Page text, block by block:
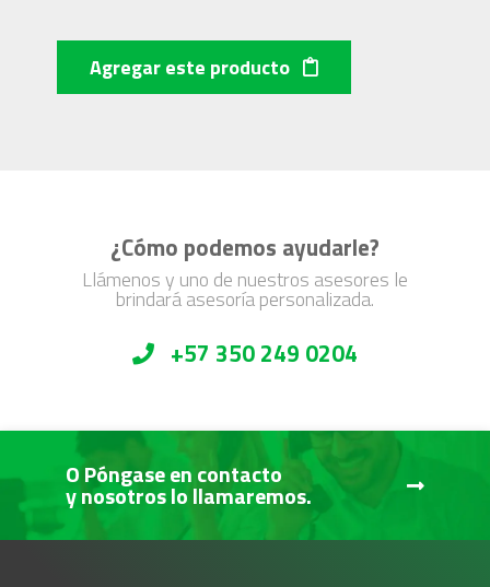
Agregar este producto
¿Cómo podemos ayudarle?
Llámenos y uno de nuestros asesores le
brindará asesoría personalizada.
+57 350 249 0204
O Póngase en contacto
y nosotros lo llamaremos.